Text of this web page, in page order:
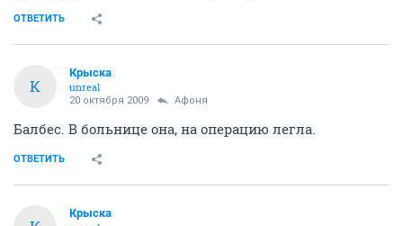
ОТВЕТИТЬ
К
Крыска
unreal
20 октября 2009 Aфоня
Балбес. В больнице она, на операцию легла.
ОТВЕТИТЬ
Крыска